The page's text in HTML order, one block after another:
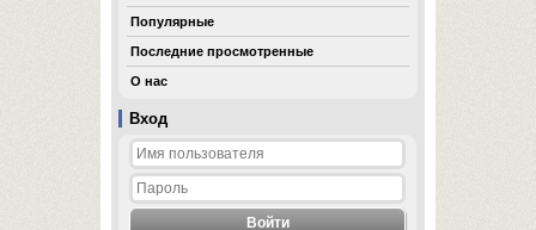
Вход
Популярные
Последние просмотренные
О нас